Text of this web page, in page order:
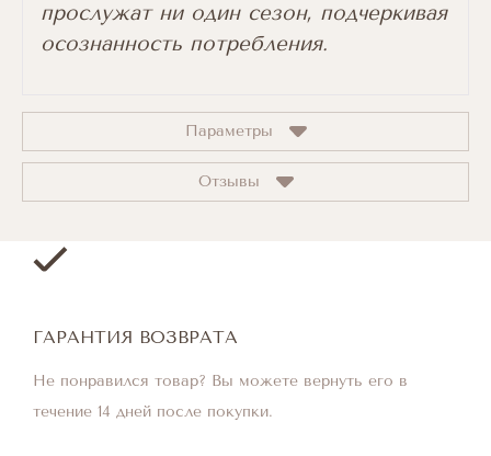
прослужат ни один сезон, подчеркивая
осознанность потребления.
Параметры
Отзывы
ГАРАНТИЯ ВОЗВРАТА
Не понравился товар? Вы можете вернуть его в
течение 14 дней после покупки.